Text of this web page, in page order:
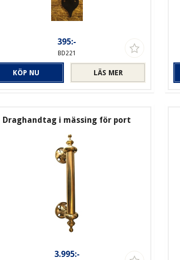
395:-
BD221
LÄS MER
KÖP NU
Draghandtag i mässing för port
3.995:-